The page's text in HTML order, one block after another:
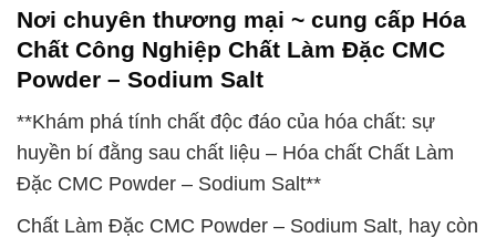
Nơi chuyên thương mại ~ cung cấp Hóa
Chất Công Nghiệp Chất Làm Đặc CMC
Powder – Sodium Salt
**Khám phá tính chất độc đáo của hóa chất: sự
huyền bí đằng sau chất liệu – Hóa chất Chất Làm
Đặc CMC Powder – Sodium Salt**
Chất Làm Đặc CMC Powder – Sodium Salt, hay còn